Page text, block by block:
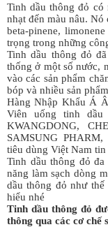
Tinh dầu thông đỏ có
nhạt đến màu nâu. Nó
beta-pinene,
trọng trong những
Tinh dầu thông đỏ
thống ở một số nước,
vào các sản phẩm
bóp và nhiều sản
Hàng Nhập Khẩu Á
Viên uống tinh
KWANGDONG,
SAMSUNG
tiêu dùng Việt Nam tin
Tinh dầu thông đỏ
năng làm sạch dòng
dầu thông đỏ như
hiểu nhé
Tinh dầu thông đỏ
thông qua các cơ chế